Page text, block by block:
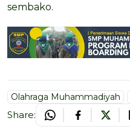
sembako.
Olahraga Muhammadiyah
Share: